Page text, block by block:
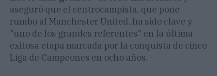
aseguró que el centrocampista, que pone
rumbo al Manchester United, ha sido clave y
"uno de los grandes referentes" en la última
exitosa etapa marcada por la conquista de cinco
Liga de Campeones en ocho años.